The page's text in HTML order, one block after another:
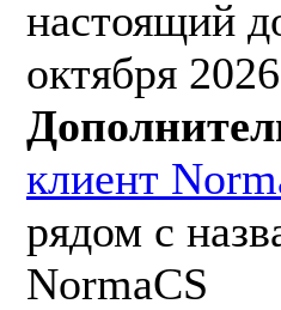
настоящий
октября
клиент
рядом с
NormaCS